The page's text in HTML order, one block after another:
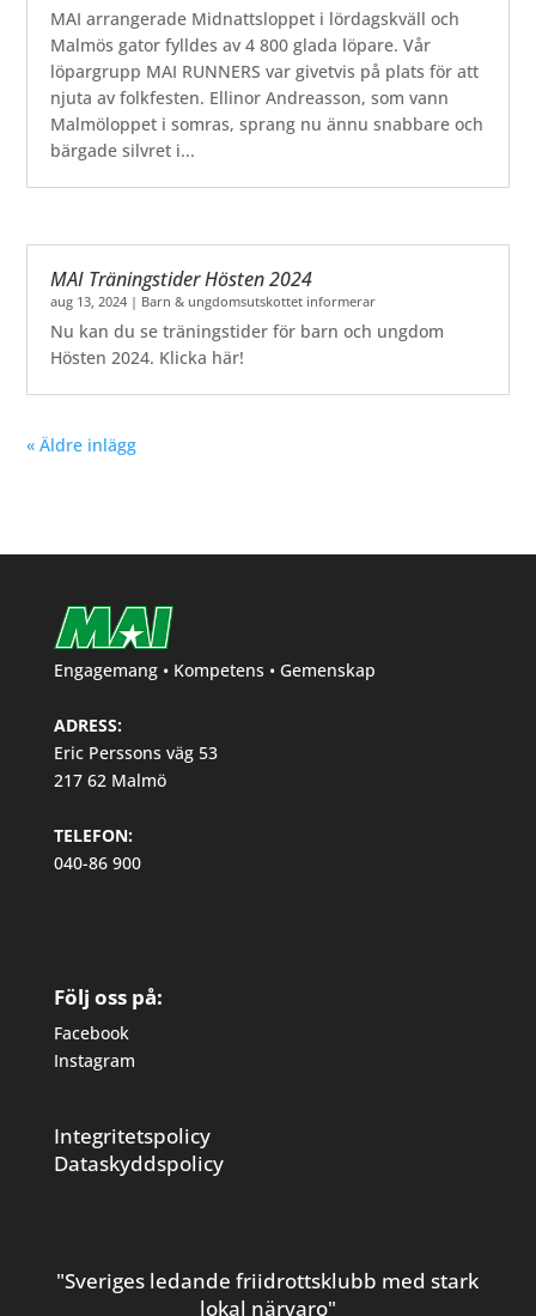
MAI arrangerade Midnattsloppet i lördagskväll och
Malmös gator fylldes av 4 800 glada löpare. Vår
löpargrupp MAI RUNNERS var givetvis på plats för att
njuta av folkfesten. Ellinor Andreasson, som vann
Malmöloppet i somras, sprang nu ännu snabbare och
bärgade silvret i...
MAI Träningstider Hösten 2024
aug 13, 2024 | Barn & ungdomsutskottet informerar
Nu kan du se träningstider för barn och ungdom
Hösten 2024. Klicka här!
« Äldre inlägg
Engagemang • Kompetens • Gemenskap
ADRESS:
Eric Perssons väg 53
217 62 Malmö
TELEFON:
040-86 900
Följ oss på:
Facebook
Instagram
Integritetspolicy
Dataskyddspolicy
"Sveriges ledande friidrottsklubb med stark
lokal närvaro"